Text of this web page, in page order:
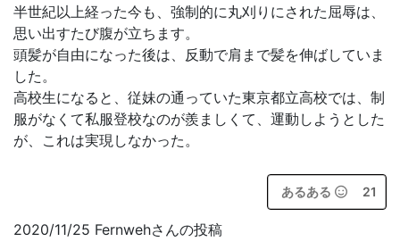
半世紀以上経った今も、強制的に丸刈りにされた屈辱は、
思い出すたび腹が立ちます。
頭髪が自由になった後は、反動で肩まで髪を伸ばしていま
した。
高校生になると、従妹の通っていた東京都立高校では、制
服がなくて私服登校なのが羨ましくて、運動しようとした
が、これは実現しなかった。
あるある 21
2020/11/25 Fernwehさんの投稿